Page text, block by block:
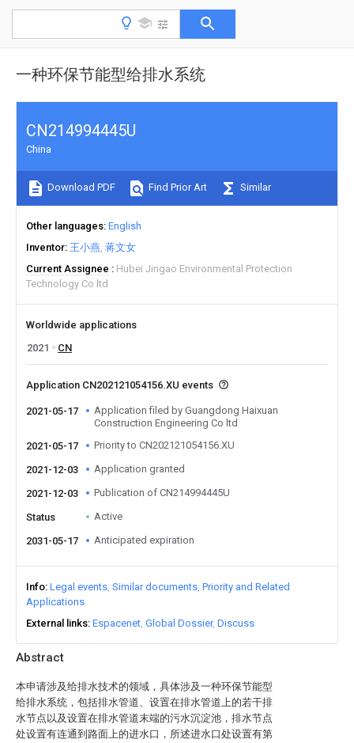
一种环保节能型给排水系统
Abstract
本申请涉及给排水技术的领域，具体涉及一种环保节能型
给排水系统，包括排水管道、设置在排水管道上的若干排
水节点以及设置在排水管道末端的污水沉淀池，排水节点
处设置有连通到路面上的进水口，所述进水口处设置有第
CN214994445U
China
Download PDF Find Prior Art Similar
Other languages English
Inventor 王小燕 蒋文女
Current Assignee
Hubei Jingao Environmental Protection
Technology Co ltd
Worldwide applications
2021
CN
Application CN202121054156.XU events
2021-05-17
Application filed by Guangdong Haixuan
Construction Engineering Co ltd
2021-05-17
Priority to CN202121054156.XU
2021-12-03 Application granted
2021-12-03 Publication of CN214994445U
Status Active
2031-05-17 Anticipated expiration
Info Legal events Similar documents Priority and Related
Applications
External links Espacenet Global Dossier Discuss